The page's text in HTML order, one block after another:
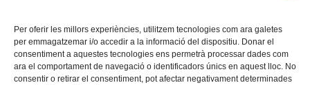
Per oferir les millors experiències, utilitzem tecnologies com ara galetes
per emmagatzemar i/o accedir a la informació del dispositiu. Donar el
consentiment a aquestes tecnologies ens permetrà processar dades com
ara el comportament de navegació o identificadors únics en aquest lloc. No
consentir o retirar el consentiment, pot afectar negativament determinades